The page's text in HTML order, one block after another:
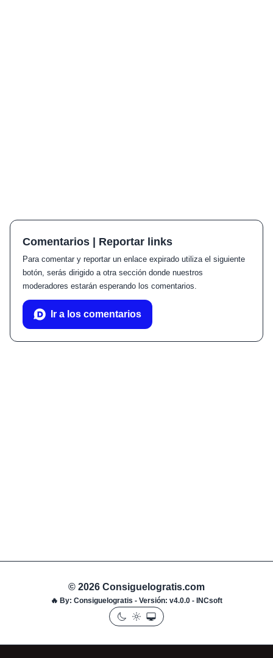
Comentarios | Reportar links
Para comentar y reportar un enlace expirado utiliza el siguiente
botón, serás dirigido a otra sección donde nuestros
moderadores estarán esperando los comentarios.
Ir a los comentarios
© 2026 Consiguelogratis.com
🔥 By: Consiguelogratis - Versión: v4.0.0 - INCsoft